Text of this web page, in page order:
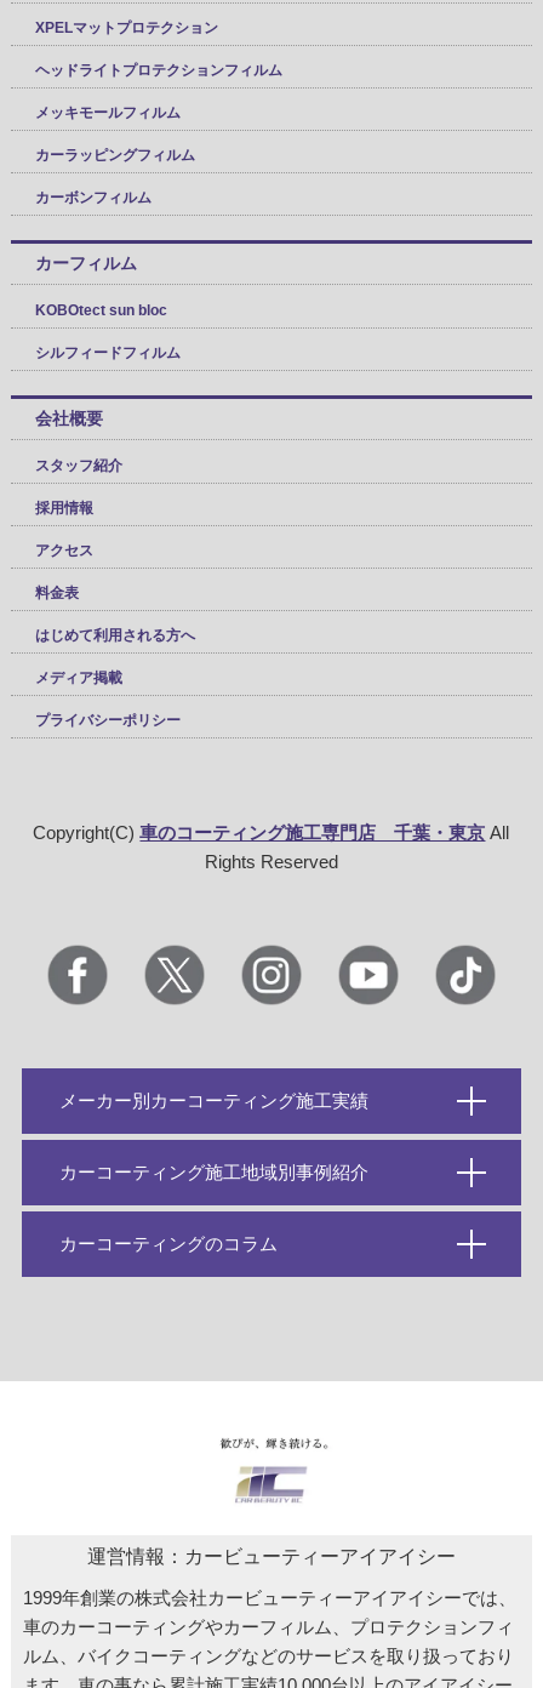
XPELマットプロテクション
ヘッドライトプロテクションフィルム
メッキモールフィルム
カーラッピングフィルム
カーボンフィルム
カーフィルム
KOBOtect sun bloc
シルフィードフィルム
会社概要
スタッフ紹介
採用情報
アクセス
料金表
はじめて利用される方へ
メディア掲載
プライバシーポリシー
Copyright(C)車のコーティング施工専門店 千葉・東京 All
Rights Reserved
メーカー別カーコーティング施工実績
カーコーティング施工地域別事例紹介
カーコーティングのコラム
運営情報：カービューティーアイアイシー
1999年創業の株式会社カービューティーアイアイシーでは、
車のカーコーティングやカーフィルム、プロテクションフィ
ルム、バイクコーティングなどのサービスを取り扱っており